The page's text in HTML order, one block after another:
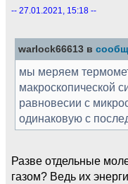
-- 27.01.2021, 15:18 --
warlock66613 в
мы меряем
макроскопической
равновесии с
одинаковую с
Разве отдельные
газом? Ведь их